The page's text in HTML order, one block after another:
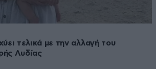
τελικά με την αλλαγή του
Λυδίας